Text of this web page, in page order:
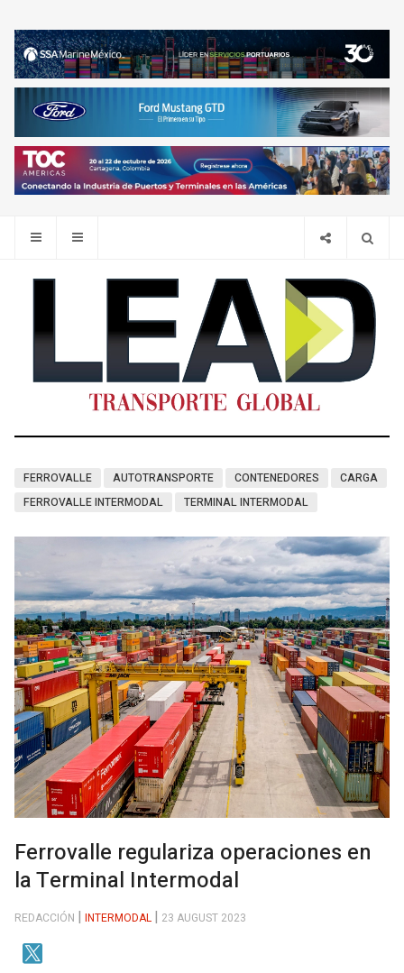
FERROVALLE AUTOTRANSPORTE CONTENEDORES
CARGA
FERROVALLE INTERMODAL
TERMINAL INTERMODAL
Ferrovalle regulariza operaciones en
la Terminal Intermodal
REDACCIÓN INTERMODAL 23 AUGUST 2023